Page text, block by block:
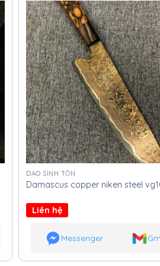
DAO SINH TỒN
Damascus copper niken steel
Liên hệ
Messenger